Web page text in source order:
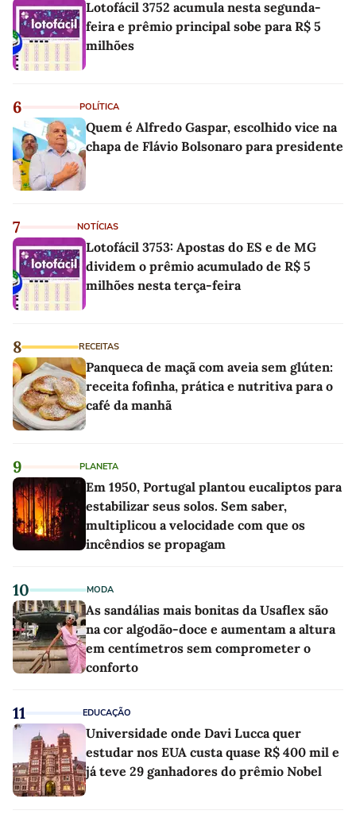
Lotofácil 3752 acumula nesta segunda-
feira e prêmio principal sobe para R$ 5
milhões
6 POLÍTICA
Quem é Alfredo Gaspar, escolhido vice na
chapa de Flávio Bolsonaro para presidente
7 NOTÍCIAS
Lotofácil 3753: Apostas do ES e de MG
dividem o prêmio acumulado de R$ 5
milhões nesta terça-feira
8 RECEITAS
Panqueca de maçã com aveia sem glúten:
receita fofinha, prática e nutritiva para o
café da manhã
9 PLANETA
Em 1950, Portugal plantou eucaliptos para
estabilizar seus solos. Sem saber,
multiplicou a velocidade com que os
incêndios se propagam
10 MODA
As sandálias mais bonitas da Usaflex são
na cor algodão-doce e aumentam a altura
em centímetros sem comprometer o
conforto
11 EDUCAÇÃO
Universidade onde Davi Lucca quer
estudar nos EUA custa quase R$ 400 mil e
já teve 29 ganhadores do prêmio Nobel